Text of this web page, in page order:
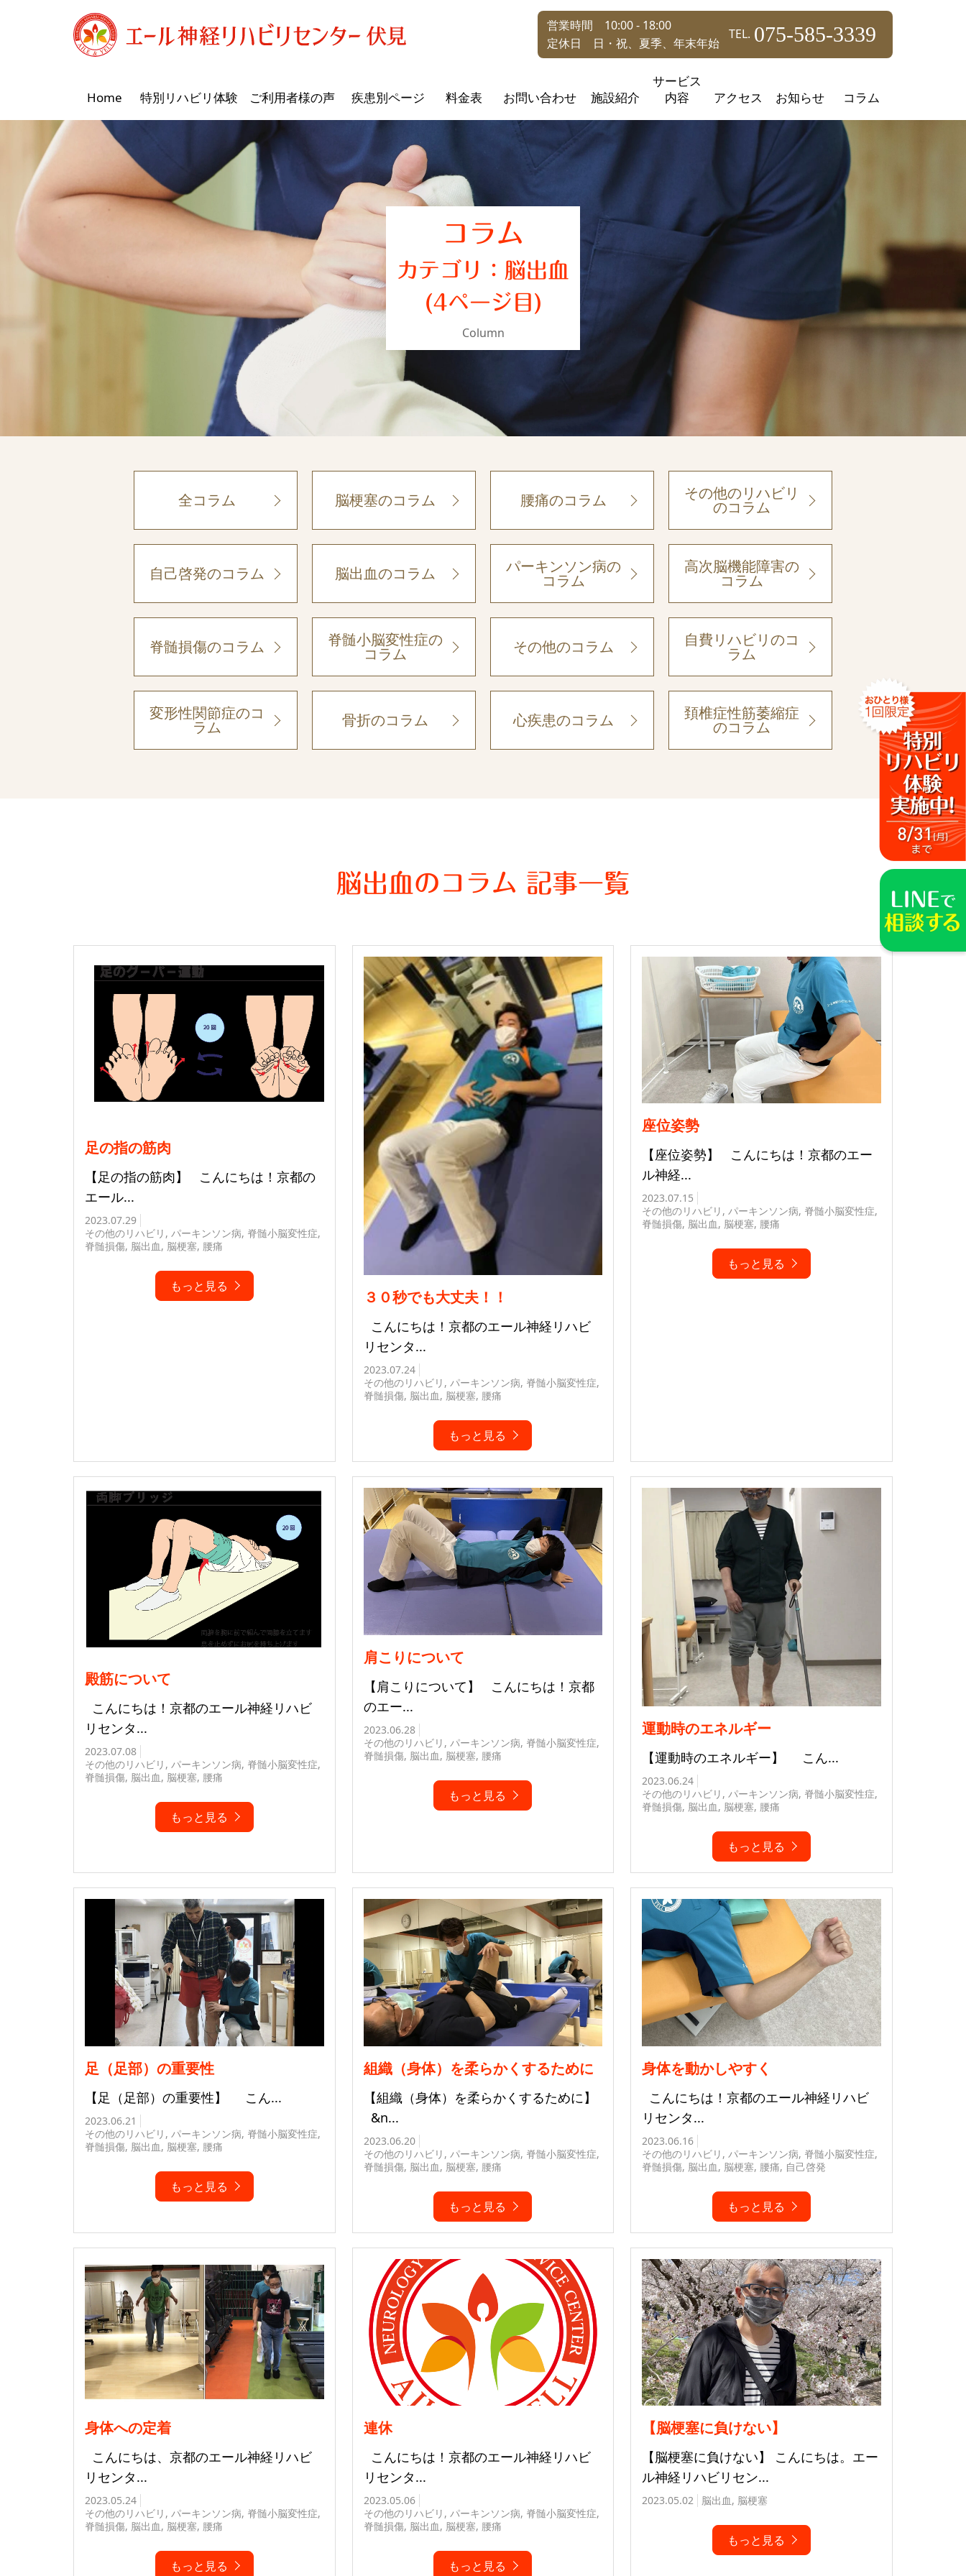
営業時間 10:00 - 18:00
定休日 日・祝、夏季、年末年始
TEL. 075-585-3339
Home 特別リハビリ体験 ご利用者様の声 疾患別ページ 料金表 お問い合わせ 施設紹介
サービス
内容
アクセス お知らせ コラム
コラム
カテゴリ：脳出血
(4ページ目)
Column
全コラム 脳梗塞のコラム 腰痛のコラム その他のリハビリ
のコラム
自己啓発のコラム 脳出血のコラム パーキンソン病の
コラム
高次脳機能障害の
コラム
脊髄損傷のコラム 脊髄小脳変性症の
コラム その他のコラム 自費リハビリのコ
ラム
変形性関節症のコ
ラム 骨折のコラム 心疾患のコラム 頚椎症性筋萎縮症
のコラム
脳出血のコラム 記事一覧
足の指の筋肉
【足の指の筋肉】 こんにちは！京都の
エール...
2023.07.29
その他のリハビリ , パーキンソン病, 脊髄小脳変性症,
脊髄損傷, 脳出血, 脳梗塞, 腰痛
もっと見る
３０秒でも大丈夫！！
こんにちは！京都のエール神経リハビ
リセンタ...
2023.07.24
その他のリハビリ , パーキンソン病, 脊髄小脳変性症,
脊髄損傷, 脳出血, 脳梗塞, 腰痛
もっと見る
座位姿勢
【座位姿勢】 こんにちは！京都のエー
ル神経...
2023.07.15
その他のリハビリ ,パーキンソン病, 脊髄小脳変性症,
脊髄損傷, 脳出血, 脳梗塞, 腰痛
もっと見る
殿筋について
こんにちは！京都のエール神経リハビ
リセンタ...
2023.07.08
その他のリハビリ , パーキンソン病, 脊髄小脳変性症,
脊髄損傷, 脳出血, 脳梗塞, 腰痛
もっと見る
肩こりについて
【肩こりについて】 こんにちは！京都
のエー...
2023.06.28
その他のリハビリ , パーキンソン病, 脊髄小脳変性症,
脊髄損傷, 脳出血, 脳梗塞, 腰痛
もっと見る
運動時のエネルギー
【運動時のエネルギー】 こん...
2023.06.24
その他のリハビリ ,パーキンソン病, 脊髄小脳変性症,
脊髄損傷, 脳出血, 脳梗塞, 腰痛
もっと見る
足（足部）の重要性
【足（足部）の重要性】 こん...
2023.06.21
その他のリハビリ , パーキンソン病, 脊髄小脳変性症,
脊髄損傷, 脳出血, 脳梗塞, 腰痛
もっと見る
組織（身体）を柔らかくするために
【組織（身体）を柔らかくするために】
&n...
2023.06.20
その他のリハビリ , パーキンソン病, 脊髄小脳変性症,
脊髄損傷, 脳出血, 脳梗塞, 腰痛
もっと見る
身体を動かしやすく
こんにちは！京都のエール神経リハビ
リセンタ...
2023.06.16
その他のリハビリ ,パーキンソン病, 脊髄小脳変性症,
脊髄損傷, 脳出血, 脳梗塞, 腰痛, 自己啓発
もっと見る
身体への定着
こんにちは、京都のエール神経リハビ
リセンタ...
2023.05.24
その他のリハビリ , パーキンソン病, 脊髄小脳変性症,
脊髄損傷, 脳出血, 脳梗塞, 腰痛
もっと見る
連休
こんにちは！京都のエール神経リハビ
リセンタ...
2023.05.06
その他のリハビリ , パーキンソン病, 脊髄小脳変性症,
脊髄損傷, 脳出血, 脳梗塞, 腰痛
もっと見る
【脳梗塞に負けない】
【脳梗塞に負けない】 こんにちは。エー
ル神経リハビリセン...
2023.05.02 脳出血, 脳梗塞
もっと見る